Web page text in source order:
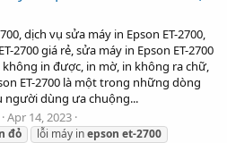
dịch vụ sửa máy in Epson ET-2700,
2700 giá rẻ, sửa máy in Epson ET-2700
in được, in mờ, in không ra chữ,
ET-2700 là một trong những dòng
người dùng ưa chuộng...
Apr 14, 2023
đỏ lỗi máy inepson et-2700